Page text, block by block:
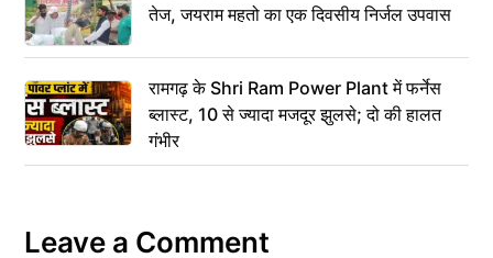
तेज, जयराम महतो का एक दिवसीय निर्जल उपवास
रामगढ़ के Shri Ram Power Plant में फर्नेस
ब्लास्ट, 10 से ज्यादा मजदूर झुलसे; दो की हालत
गंभीर
Leave a Comment